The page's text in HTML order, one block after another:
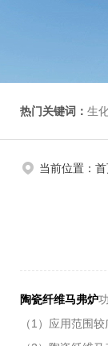
热门关键词： 生化
当前位置：
陶瓷纤维马弗炉
（1）应用范围